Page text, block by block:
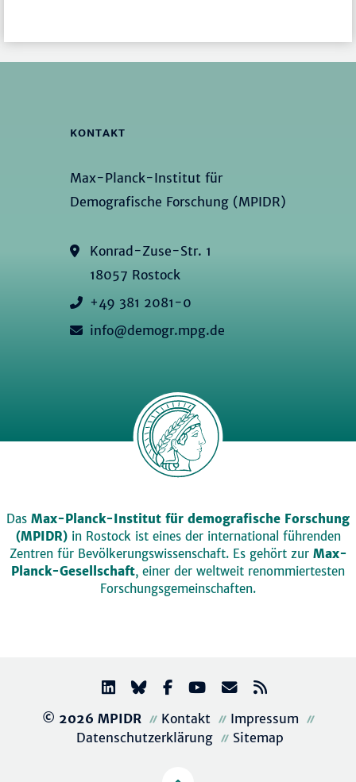
KONTAKT
Max-Planck-Institut für
Demografische Forschung (MPIDR)
Konrad-Zuse-Str. 1
18057 Rostock
+49 381 2081-0
info@demogr.mpg.de
Das Max-Planck-Institut für demografische Forschung
(MPIDR)in Rostock ist eines der international führenden
Zentren für Bevölkerungswissenschaft. Es gehört zur Max-
Planck-Gesellschaft, einer der weltweit renommiertesten
Forschungsgemeinschaften.
© 2026 MPIDR Kontakt
Impressum
Datenschutzerklärung
Sitemap